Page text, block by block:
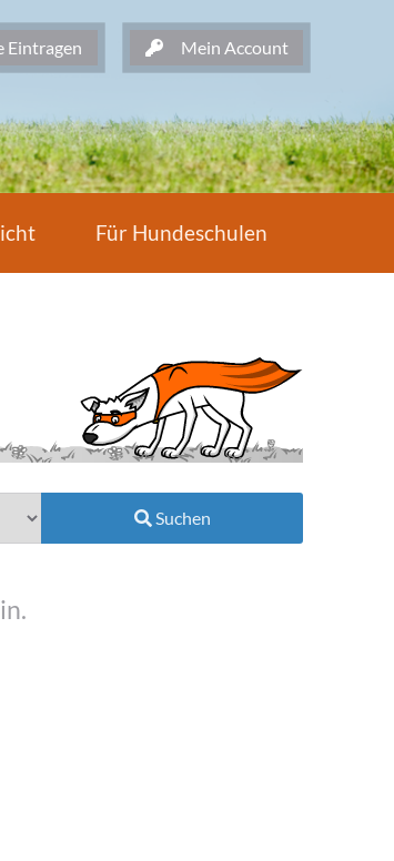
Eintragen Mein Account
Für Hundeschulen
Suchen